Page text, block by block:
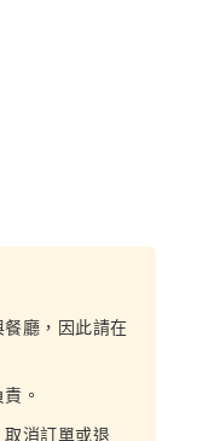
廳，因此請在
。
消訂單或退